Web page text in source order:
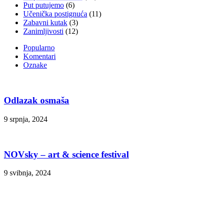
Put putujemo (6)
Učenička postignuća (11)
Zabavni kutak (3)
Zanimljivosti (12)
Popularno
Komentari
Oznake
Odlazak osmaša
9 srpnja, 2024
NOVsky – art & science festival
9 svibnja, 2024